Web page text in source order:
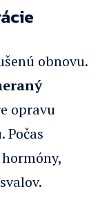
obnovu.
opravu